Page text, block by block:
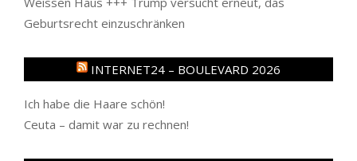
Geburtsrecht einzuschränken
INTERNET24 – BOULEVARD 2026
Ich habe die Haare schön!
Ceuta – damit war zu rechnen!